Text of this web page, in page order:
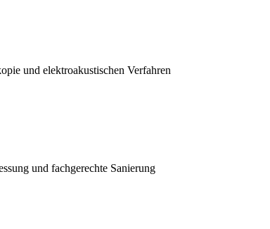
und elektroakustischen Verfahren
und fachgerechte Sanierung